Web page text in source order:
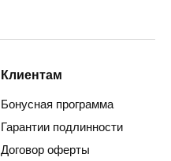
Клиентам
Бонусная программа
Гарантии подлинности
Договор оферты